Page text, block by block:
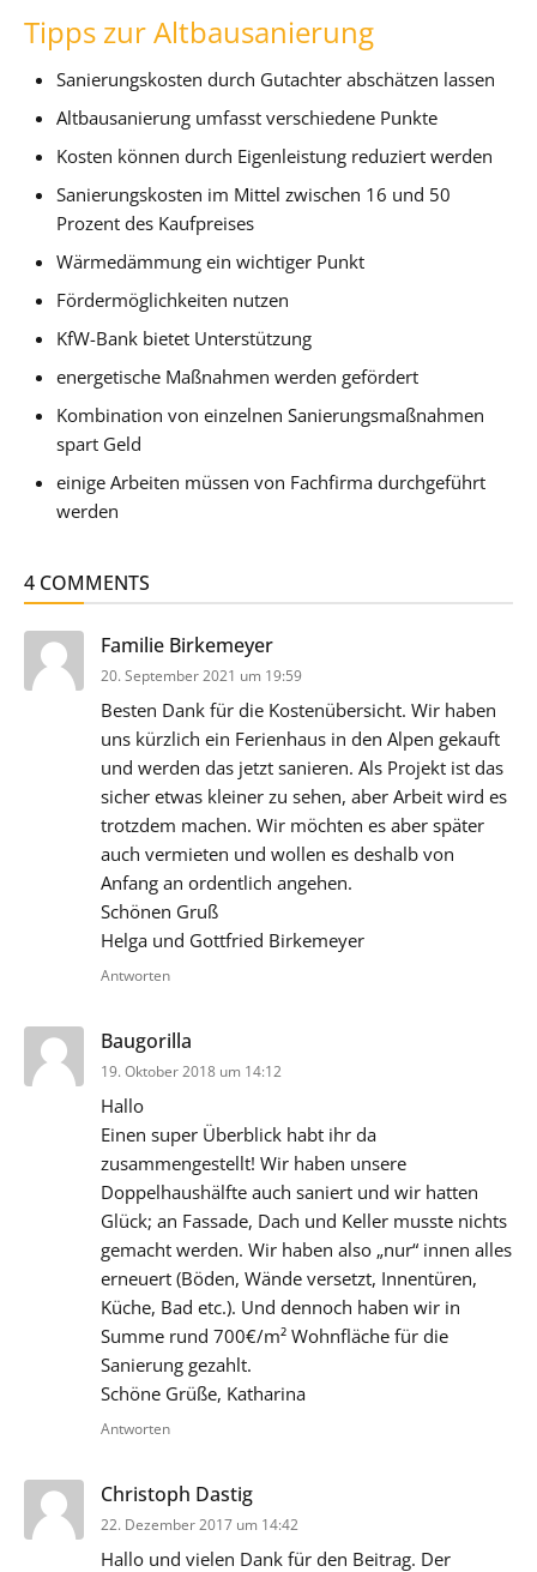
Tipps zur Altbausanierung
Sanierungskosten durch Gutachter abschätzen lassen
Altbausanierung umfasst verschiedene Punkte
Kosten können durch Eigenleistung reduziert werden
Sanierungskosten im Mittel zwischen 16 und 50
Prozent des Kaufpreises
Wärmedämmung ein wichtiger Punkt
Fördermöglichkeiten nutzen
KfW-Bank bietet Unterstützung
energetische Maßnahmen werden gefördert
Kombination von einzelnen Sanierungsmaßnahmen
spart Geld
einige Arbeiten müssen von Fachfirma durchgeführt
werden
4 COMMENTS
Familie Birkemeyer
20. September 2021 um 19:59
Besten Dank für die Kostenübersicht. Wir haben
uns kürzlich ein Ferienhaus in den Alpen gekauft
und werden das jetzt sanieren. Als Projekt ist das
sicher etwas kleiner zu sehen, aber Arbeit wird es
trotzdem machen. Wir möchten es aber später
auch vermieten und wollen es deshalb von
Anfang an ordentlich angehen.
Schönen Gruß
Helga und Gottfried Birkemeyer
Antworten
Baugorilla
19. Oktober 2018 um 14:12
Hallo
Einen super Überblick habt ihr da
zusammengestellt! Wir haben unsere
Doppelhaushälfte auch saniert und wir hatten
Glück; an Fassade, Dach und Keller musste nichts
gemacht werden. Wir haben also „nur“ innen alles
erneuert (Böden, Wände versetzt, Innentüren,
Küche, Bad etc.). Und dennoch haben wir in
Summe rund 700€/m² Wohnfläche für die
Sanierung gezahlt.
Schöne Grüße, Katharina
Antworten
Christoph Dastig
22. Dezember 2017 um 14:42
Hallo und vielen Dank für den Beitrag. Der